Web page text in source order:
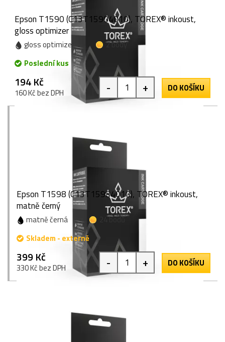
Epson T1590 (C13T15904010), TOREX® inkoust,
gloss optimizer
gloss optimizer
2 body
Poslední kus
194 Kč
160 Kč bez DPH - + DO KOŠÍKU
Epson T1598 (C13T15984010), TOREX® inkoust,
matně černý
matně černá
24 bodů
Skladem - externě
399 Kč
330 Kč bez DPH - + DO KOŠÍKU